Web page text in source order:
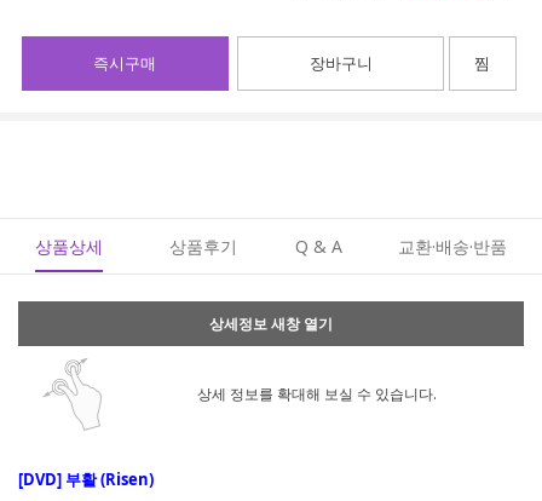
장바구니
즉시구매 찜
상품상세 상품후기 Q & A 교환·배송·반품
상세정보 새창 열기
상세 정보를 확대해 보실 수 있습니다.
[DVD] 부활 (Risen)